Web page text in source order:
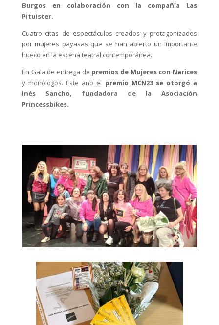
Burgos en colaboración con la compañía Las
Pituister.
Cuatro citas de espectáculos creados y protagonizados
por mujeres payasas que se han abierto un importante
hueco en la escena teatral contemporánea.
En Gala de entrega de premios de Mujeres con Narices
y monólogos. Este año el premio MCN23 se otorgó a
Inés Sancho, fundadora de la Asociación
Princessbikes.